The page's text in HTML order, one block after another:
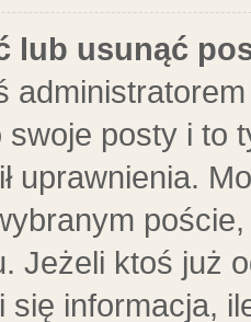
lub usunąć
swoje posty i to
uprawnienia.
Jeżeli ktoś już
się informacja,